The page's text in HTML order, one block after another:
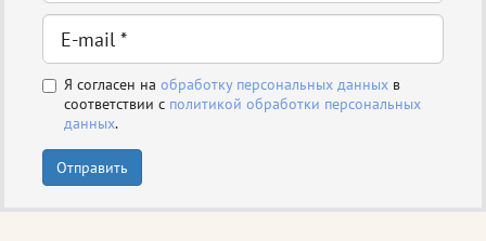
Я согласен на обработку персональных данных в
соответствии с политикой обработки персональных
данных.
Отправить